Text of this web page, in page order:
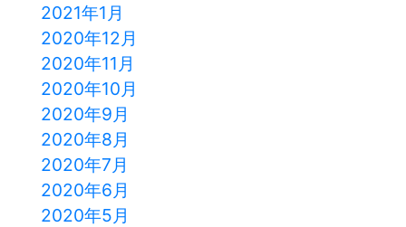
2021年1月
2020年12月
2020年11月
2020年10月
2020年9月
2020年8月
2020年7月
2020年6月
2020年5月